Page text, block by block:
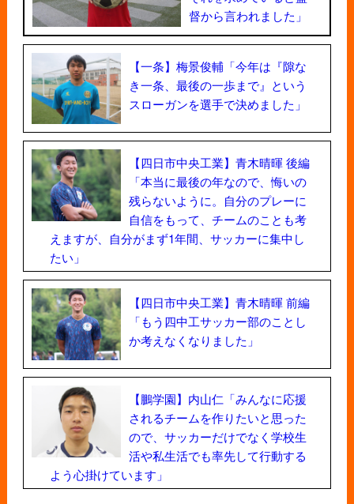
督から言われました」
【一条】梅景俊輔「今年は『隙な
き一条、最後の一歩まで』という
スローガンを選手で決めました」
【四日市中央工業】青木晴暉 後編
「本当に最後の年なので、悔いの
残らないように。自分のプレーに
自信をもって、チームのことも考
えますが、自分がまず1年間、サッカーに集中し
たい」
【四日市中央工業】青木晴暉 前編
「もう四中工サッカー部のことし
か考えなくなりました」
【鵬学園】内山仁「みんなに応援
されるチームを作りたいと思った
ので、サッカーだけでなく学校生
活や私生活でも率先して行動する
よう心掛けています」